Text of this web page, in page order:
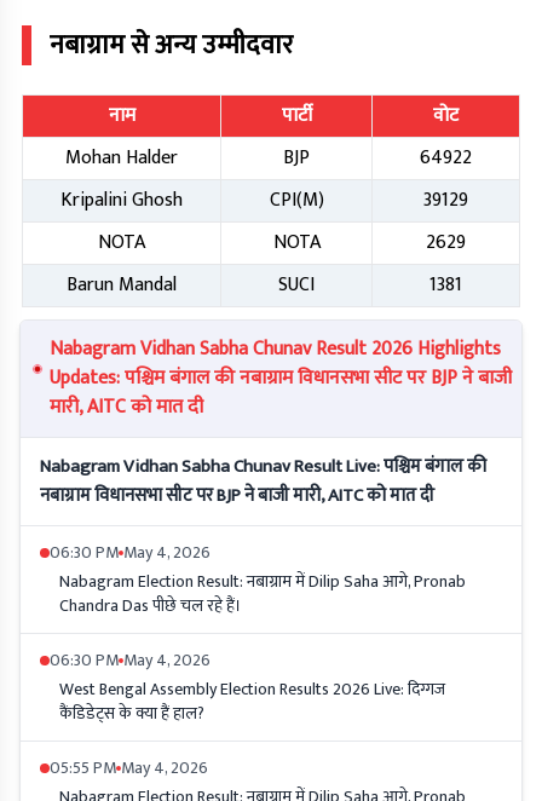
नबाग्रामसे अन्य उम्मीदवार
नाम पार्टी
वोट
Mohan Halder
BJP
64922
Kripalini Ghosh
CPI(M)
39129
NOTA
NOTA
2629
Barun Mandal
SUCI
1381
Nabagram Vidhan Sabha Chunav Result 2026 Highlights
Updates: पश्चिम बंगाल की नबाग्राम विधानसभा सीट पर BJP ने बाजी
मारी, AITC को मात दी
Nabagram Vidhan Sabha Chunav Result Live: पश्चिम बंगाल की
नबाग्राम विधानसभा सीट पर BJP ने बाजी मारी, AITC को मात दी
06:30 PM May 4, 2026
Nabagram Election Result: नबाग्राम में Dilip Saha आगे, Pronab
Chandra Das पीछे चल रहे हैं।
06:30 PM May 4, 2026
West Bengal Assembly Election Results 2026 Live: दिग्गज
कैंडिडेट्स के क्या हैं हाल?
05:55 PM May 4, 2026